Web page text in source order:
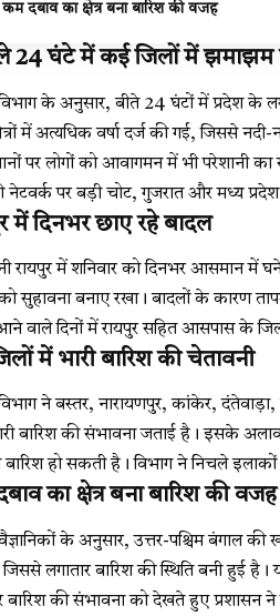
कम दबाव का क्षेत्र बना बारिश की वजह
24 घंटे में कई जिलों में झमाझम
के अनुसार, बीते 24 घंटों में प्रदेश के
में अत्यधिक वर्षा दर्ज की गई, जिससे
पर लोगों को आवागमन में भी परेशानी का
पर बड़ी चोट, गुजरात और मध्य
में दिनभर छाए रहे बादल
रायपुर में शनिवार को दिनभर आसमान
सुहावना बनाए रखा। बादलों के कारण
वाले दिनों में रायपुर सहित आसपास के
में भारी बारिश की चेतावनी
ने बस्तर, नारायणपुर, कांकेर,
बारिश की संभावना जताई है। इसके
हो सकती है। विभाग ने निचले
का क्षेत्र बना बारिश की वजह
के अनुसार, उत्तर-पश्चिम बंगाल
जिससे लगातार बारिश की स्थिति बनी हुई
बारिश की संभावना को देखते हुए प्रशासन